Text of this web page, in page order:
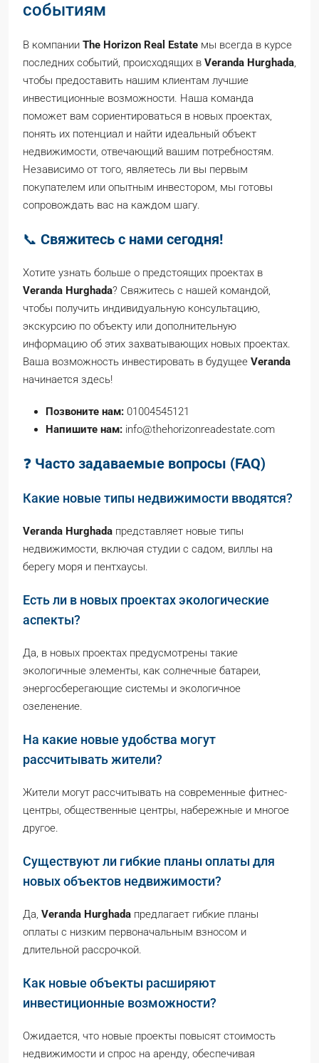
событиям
В компании The Horizon Real Estate мы всегда в курсе
последних событий, происходящих в Veranda Hurghada,
чтобы предоставить нашим клиентам лучшие
инвестиционные возможности. Наша команда
поможет вам сориентироваться в новых проектах,
понять их потенциал и найти идеальный объект
недвижимости, отвечающий вашим потребностям.
Независимо от того, являетесь ли вы первым
покупателем или опытным инвестором, мы готовы
сопровождать вас на каждом шагу.
📞 Свяжитесь с нами сегодня!
Хотите узнать больше о предстоящих проектах в
Veranda Hurghada? Свяжитесь с нашей командой,
чтобы получить индивидуальную консультацию,
экскурсию по объекту или дополнительную
информацию об этих захватывающих новых проектах.
Ваша возможность инвестировать в будущее Veranda
начинается здесь!
Позвоните нам: 01004545121
Напишите нам: info@thehorizonreadestate.com
❓ Часто задаваемые вопросы (FAQ)
Какие новые типы недвижимости вводятся?
Veranda Hurghada представляет новые типы
недвижимости, включая студии с садом, виллы на
берегу моря и пентхаусы.
Есть ли в новых проектах экологические
аспекты?
Да, в новых проектах предусмотрены такие
экологичные элементы, как солнечные батареи,
энергосберегающие системы и экологичное
озеленение.
На какие новые удобства могут
рассчитывать жители?
Жители могут рассчитывать на современные фитнес-
центры, общественные центры, набережные и многое
другое.
Существуют ли гибкие планы оплаты для
новых объектов недвижимости?
Да, Veranda Hurghada предлагает гибкие планы
оплаты с низким первоначальным взносом и
длительной рассрочкой.
Как новые объекты расширяют
инвестиционные возможности?
Ожидается, что новые проекты повысят стоимость
недвижимости и спрос на аренду, обеспечивая